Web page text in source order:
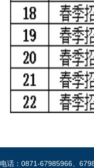
电话：0871-67985966、